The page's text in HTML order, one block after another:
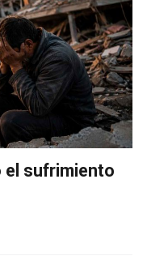
el sufrimiento